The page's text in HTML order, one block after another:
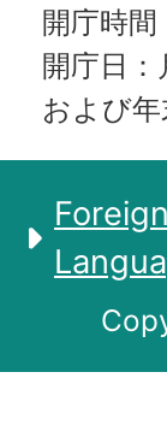
開庁時
開庁日
および
Foreign